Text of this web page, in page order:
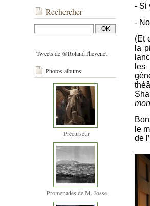
Rechercher
Tweets de @RolandThevenet
Photos albums
Précurseur
Promenades de M. Josse
- Si
-
(Et
la
les
le
de